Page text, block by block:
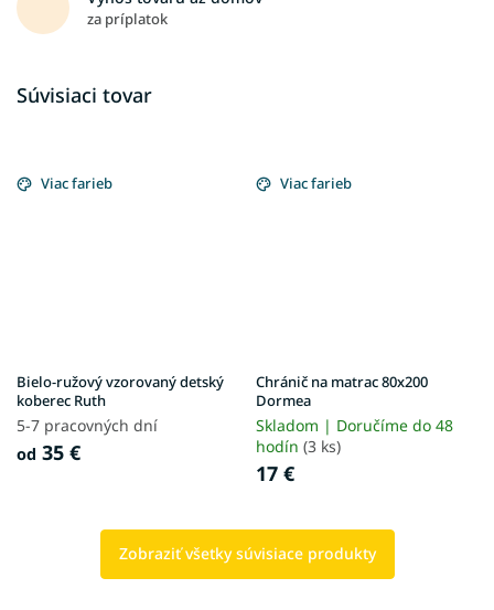
za príplatok
Súvisiaci tovar
Viac farieb
Bielo-ružový vzorovaný detský
koberec Ruth
5-7 pracovných dní
od 35 €
Viac farieb
Chránič na matrac 80x200
Dormea
Skladom | Doručíme do 48
hodín (3 ks)
17 €
Zobraziť všetky súvisiace produkty